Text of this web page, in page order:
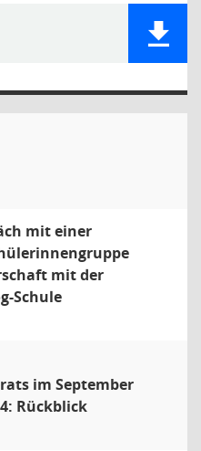
mit einer
mit der
Schule
im September
Rückblick